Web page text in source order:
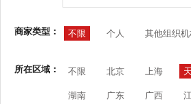
商家类型： 不限 个人 其他组织机
所在区域： 不限 北京 上海
湖南 广东 广西